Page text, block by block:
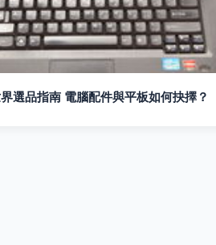
選品指南 電腦配件與平板如何抉擇？